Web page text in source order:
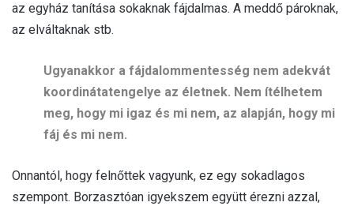
az egyház tanítása sokaknak fájdalmas. A meddő pároknak,
az elváltaknak stb.
Ugyanakkor a fájdalommentesség nem adekvát
koordinátatengelye az életnek. Nem ítélhetem
meg, hogy mi igaz és mi nem, az alapján, hogy mi
fáj és mi nem.
Onnantól, hogy felnőttek vagyunk, ez egy sokadlagos
szempont. Borzasztóan igyekszem együtt érezni azzal,